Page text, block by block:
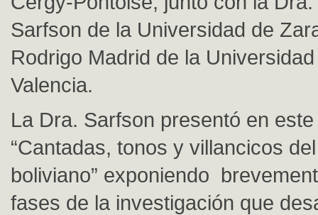
Sarfson de la Universidad de
Rodrigo Madrid de la
Valencia.
La Dra. Sarfson presentó en
“Cantadas, tonos y villancicos
boliviano” exponiendo
fases de la investigación que